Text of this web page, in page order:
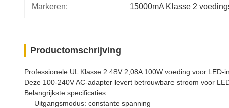
Markeren: 15000mA Klasse 2
Productomschrijving
Professionele UL Klasse 2 48V 2,08A 100W voeding voor LED-
Deze 100-240V AC-adapter levert betrouwbare stroom voor
Belangrijkste specificaties
Uitgangsmodus: constante spanning